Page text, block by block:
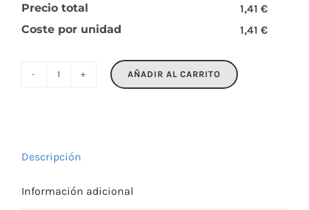
Precio total
1,41 €
Coste por unidad
1,41 €
AÑADIR AL CARRITO
Descripción
Información adicional